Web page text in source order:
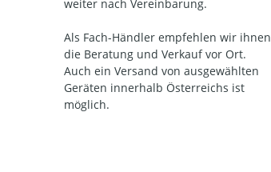
weiter nach Vereinbarung.
Als Fach-Händler empfehlen wir ihnen
die Beratung und Verkauf vor Ort.
Auch ein Versand von ausgewählten
Geräten innerhalb Österreichs ist
möglich.